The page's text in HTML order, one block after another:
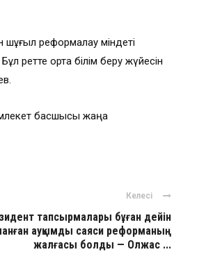
шұғыл реформалау міндеті
ретте орта білім беру жүйесін
басшысы жаңа
Келесі
тапсырмалары бұған дейін
ауқымды саяси реформаның
жалғасы болды — Олжас ...